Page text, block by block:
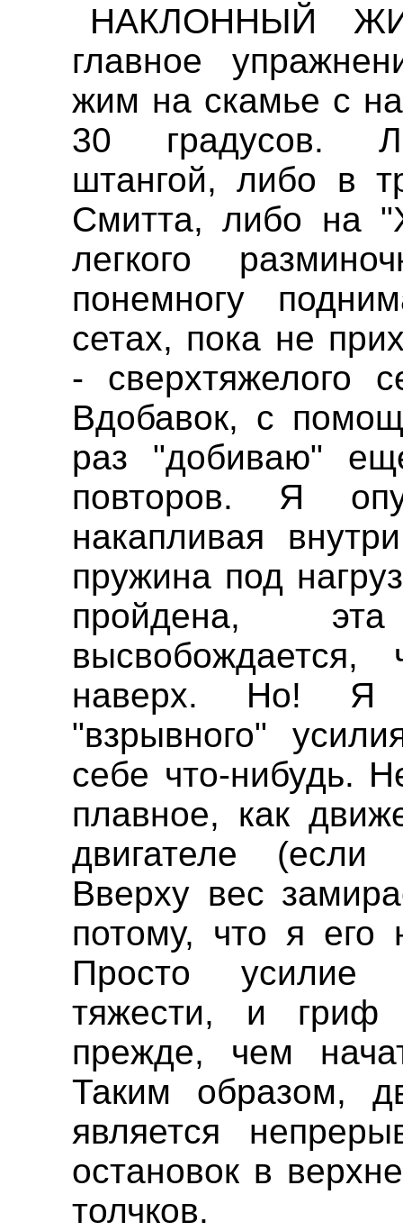
НАКЛОННЫЙ
главное
жим на скамье с
30 градусов.
штангой, либо в
Смитта, либо на
легкого
понемногу
сетах, пока не
- сверхтяжелого
Вдобавок, с
раз "добиваю"
повторов. Я
накапливая
пружина под
пройдена,
высвобождается,
наверх. Но! Я
"взрывного"
себе что-нибудь.
плавное, как
двигателе
Вверху вес
потому, что я его
Просто усилие
тяжести, и гриф
прежде, чем
Таким образом,
является
остановок в
толчков.